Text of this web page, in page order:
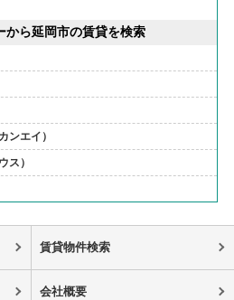
から延岡市の賃貸を検索
ンエイ）
ス）
賃貸物件検索
会社概要